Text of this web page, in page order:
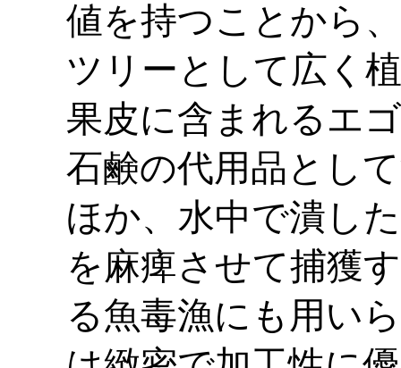
値を持つことから
ツリーとして広く
果皮に含まれるエ
石鹸の代用品とし
ほか、水中で潰し
を麻痺させて捕獲
る魚毒漁にも用い